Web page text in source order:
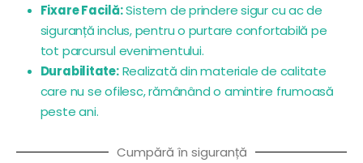
Fixare Facilă:Sistem de prindere sigur cu ac de
siguranță inclus, pentru o purtare confortabilă pe
tot parcursul evenimentului.
Durabilitate:Realizată din materiale de calitate
care nu se ofilesc, rămânând o amintire frumoasă
peste ani.
Cumpără în siguranță